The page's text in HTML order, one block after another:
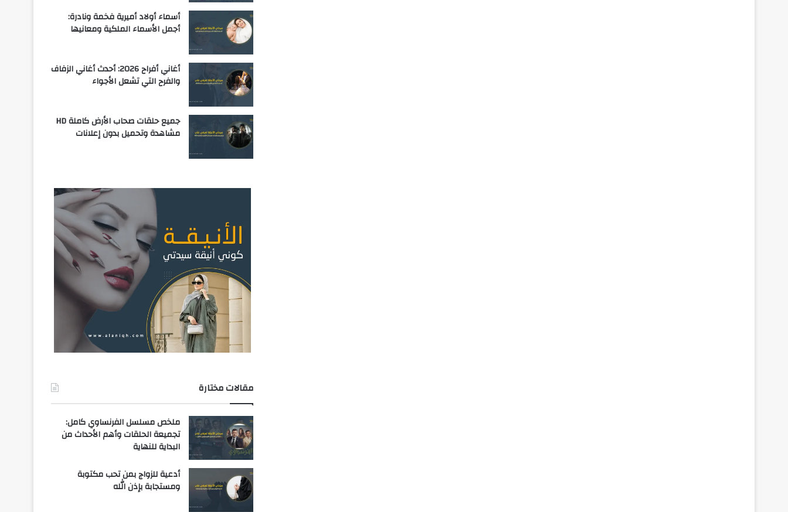
أسماء أولاد أميرية فخمة ونادرة:
أجمل الأسماء الملكية ومعانيها
أغاني أفراح 2026: أحدث أغاني الزفاف
والفرح التي تشعل الأجواء
جميع حلقات صحاب الأرض كاملة HD
مشاهدة وتحميل بدون إعلانات
مقالات مختارة
ملخص مسلسل الفرنساوي كامل:
تجميعة الحلقات وأهم الأحداث من
البداية للنهاية
أدعية للزواج بمن تحب مكتوبة
ومستجابة بإذن الله